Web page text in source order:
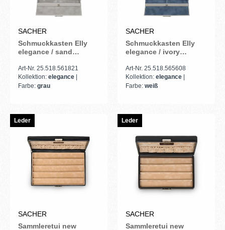
SACHER
Schmuckkasten Elly
elegance / sand
Art-Nr. 25.518.561821
Kollektion: elegance
Farbe: grau
SACHER
Schmuckkasten Elly
elegance / ivory
Art-Nr. 25.518.565608
Kollektion: elegance
Farbe: weiß
Leder
SACHER
Sammleretui new
Leder
SACHER
Sammleretui new